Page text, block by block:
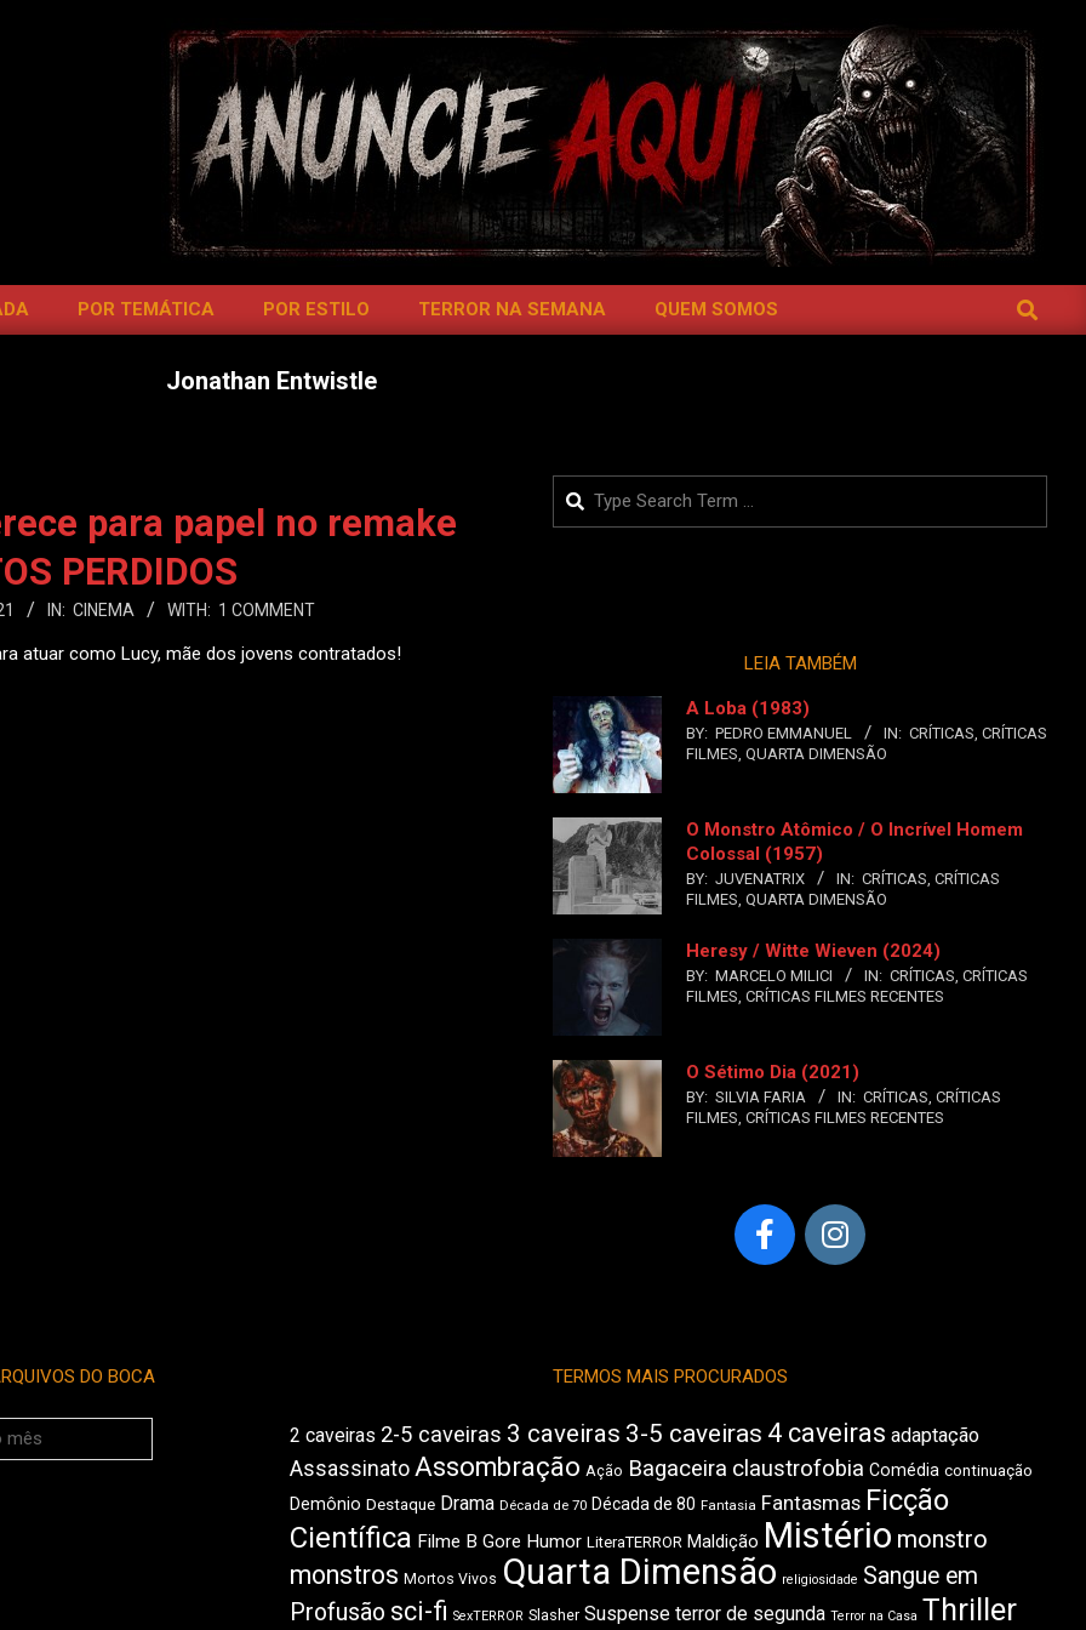
POR TEMÁTICA POR ESTILO TERROR NA SEMANA QUEM SOMOS SEARCH
Jonathan Entwistle
para papel no remake
PERDIDOS
IN: CINEMA WITH: 1 COMMENT
atuar como Lucy, mãe dos jovens contratados!
Search
LEIA TAMBÉM
A Loba (1983)
BY: PEDRO EMMANUEL IN: CRÍTICAS, CRÍTICAS
FILMES, QUARTA DIMENSÃO
O Monstro Atômico / O Incrível Homem
Colossal (1957)
BY: JUVENATRIX IN: CRÍTICAS, CRÍTICAS
FILMES, QUARTA DIMENSÃO
Heresy / Witte Wieven (2024)
BY: MARCELO MILICI IN: CRÍTICAS, CRÍTICAS
FILMES, CRÍTICAS FILMES RECENTES
O Sétimo Dia (2021)
BY: SILVIA FARIA IN: CRÍTICAS, CRÍTICAS
FILMES, CRÍTICAS FILMES RECENTES
DO BOCA TERMOS MAIS PROCURADOS
2 caveiras 2-5 caveiras 3 caveiras 3-5 caveiras 4 caveiras adaptação
Assassinato Assombração Ação Bagaceira claustrofobia Comédia continuação
Demônio Destaque Drama Década de 70 Década de 80 Fantasia Fantasmas Ficção
Científica Filme B Gore Humor LiteraTERROR Maldição Mistério monstro
monstros Mortos Vivos Quarta Dimensão religiosidade Sangue em
Profusão sci-fi SexTERROR Slasher Suspense terror de segunda Terror na Casa Thriller